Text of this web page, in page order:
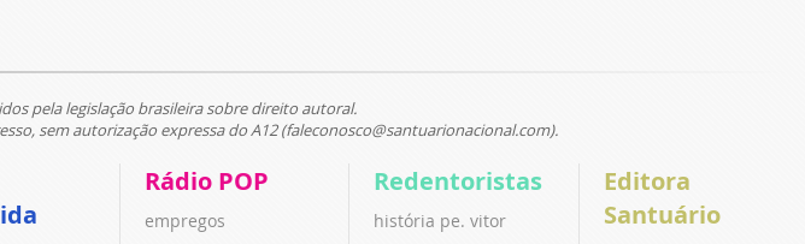
pela legislação brasileira sobre direito autoral.
sem autorização expressa do A12 (faleconosco@santuarionacional.com).
Rádio POP
empregos
Redentoristas
história pe. vitor
Editora
Santuário